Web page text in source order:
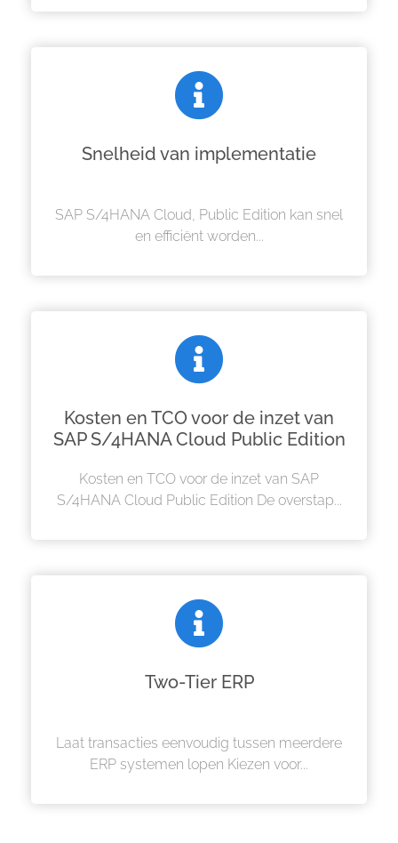
Snelheid van implementatie
SAP S/4HANA Cloud, Public Edition kan snel
en efficiënt worden...
Kosten en TCO voor de inzet van
SAP S/4HANA Cloud Public Edition
Kosten en TCO voor de inzet van SAP
S/4HANA Cloud Public Edition De overstap...
Two-Tier ERP
Laat transacties eenvoudig tussen meerdere
ERP systemen lopen Kiezen voor...